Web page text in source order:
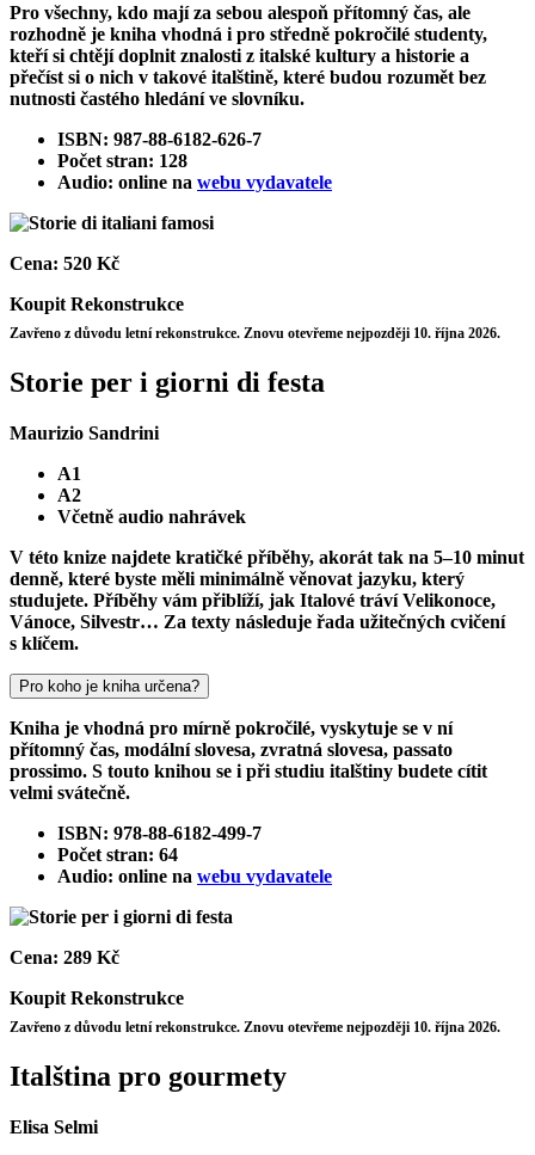
Pro všechny, kdo mají za sebou alespoň přítomný čas, ale
rozhodně je kniha vhodná i pro středně pokročilé studenty,
kteří si chtějí doplnit znalosti z italské kultury a historie a
přečíst si o nich v takové italštině, které budou rozumět bez
nutnosti častého hledání ve slovníku.
ISBN: 987-88-6182-626-7
Počet stran: 128
Audio: online na webu vydavatele
Cena: 520 Kč
Koupit Rekonstrukce
Zavřeno z důvodu letní rekonstrukce. Znovu otevřeme nejpozději 10. října 2026.
Storie per i giorni di festa
Maurizio Sandrini
A1
A2
Včetně audio nahrávek
V této knize najdete kratičké příběhy, akorát tak na 5–10 minut
denně, které byste měli minimálně věnovat jazyku, který
studujete. Příběhy vám přiblíží, jak Italové tráví Velikonoce,
Vánoce, Silvestr… Za texty následuje řada užitečných cvičení
s klíčem.
Pro koho je kniha určena?
Kniha je vhodná pro mírně pokročilé, vyskytuje se v ní
přítomný čas, modální slovesa, zvratná slovesa, passato
prossimo. S touto knihou se i při studiu italštiny budete cítit
velmi svátečně.
ISBN: 978-88-6182-499-7
Počet stran: 64
Audio: online na webu vydavatele
Cena: 289 Kč
Koupit Rekonstrukce
Zavřeno z důvodu letní rekonstrukce. Znovu otevřeme nejpozději 10. října 2026.
Italština pro gourmety
Elisa Selmi